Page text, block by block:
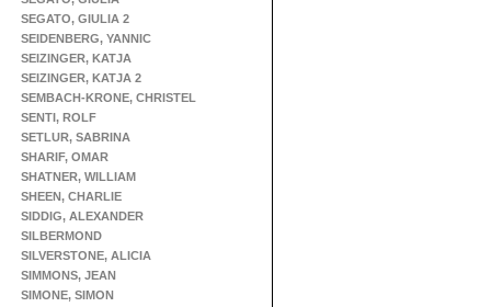
SEGATO, GIULIA 2
SEIDENBERG, YANNIC
SEIZINGER, KATJA
SEIZINGER, KATJA 2
SEMBACH-KRONE, CHRISTEL
SENTI, ROLF
SETLUR, SABRINA
SHARIF, OMAR
SHATNER, WILLIAM
SHEEN, CHARLIE
SIDDIG, ALEXANDER
SILBERMOND
SILVERSTONE, ALICIA
SIMMONS, JEAN
SIMONE, SIMON